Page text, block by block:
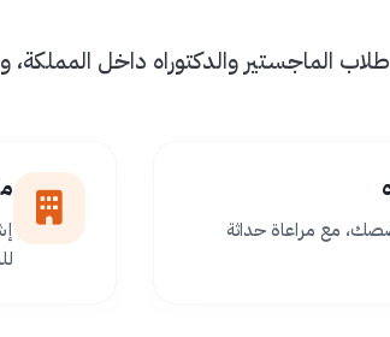
والدكتوراه داخل المملكة،
مع مراعاة حداثة